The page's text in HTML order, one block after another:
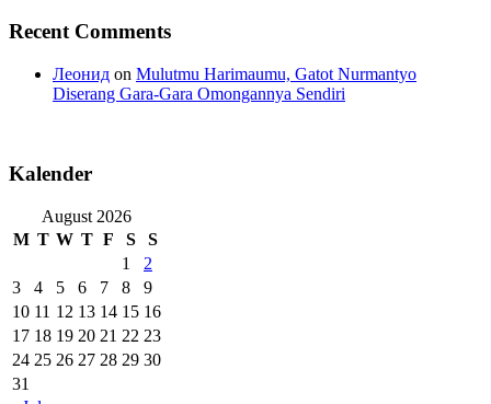
Recent Comments
Леонид on Mulutmu Harimaumu, Gatot Nurmantyo
Diserang Gara-Gara Omongannya Sendiri
Kalender
August 2026
M T W T F S
S
1
2
3
4 5 6 7 8
9
10 11 12 13 14 15 16
17 18 19 20 21 22 23
24 25 26 27 28 29 30
31